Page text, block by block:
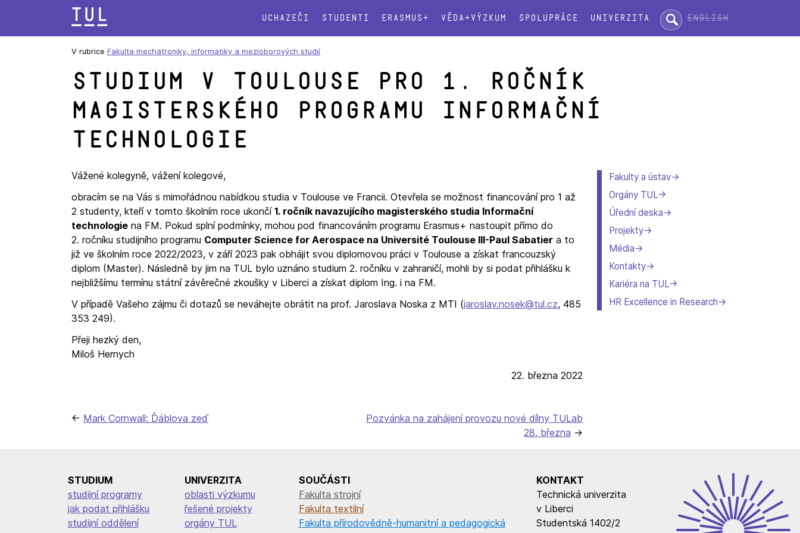
text
Uchazeči Studenti Erasmus+ Věda+výzkum Spolupráce Univerzita Hledat:English
Fakulty a ústav
Orgány TUL
Úřední deska
Projekty
Média
Kontakty
Kariéra na TUL
HR Excellence in Research
V rubrice Fakulta mechatroniky, informatiky a mezioborových studií
Studium v Toulouse pro 1. ročník
magisterského programu Informační
technologie
Vážené kolegyně, vážení kolegové,
obracím se na Vás s mimořádnou nabídkou studia v Toulouse ve Francii. Otevřela se možnost financování pro 1 až
2 studenty, kteří v tomto školním roce ukončí 1. ročník navazujícího magisterského studia Informační
technologie na FM. Pokud splní podmínky, mohou pod financováním programu Erasmus+ nastoupit přímo do
2. ročníku studijního programu Computer Science for Aerospace na Université Toulouse III-Paul Sabatier a to
již ve školním roce 2022/2023, v září 2023 pak obhájit svou diplomovou práci v Toulouse a získat francouzský
diplom (Master). Následně by jim na TUL bylo uznáno studium 2. ročníku v zahraničí, mohli by si podat přihlášku k
nejbližšímu termínu státní závěrečné zkoušky v Liberci a získat diplom Ing. i na FM.
V případě Vašeho zájmu či dotazů se neváhejte obrátit na prof. Jaroslava Noska z MTI (jaroslav.nosek@tul.cz, 485
353 249).
Přeji hezký den,
Miloš Hernych
22. března 2022
Navigace
Mark Cornwall: Ďáblova zeď
Pozvánka na zahájení provozu nové dílny TULab
28. března
STUDIUM
studijní programy
jak podat přihlášku
studijní oddělení
UNIVERZITA
oblasti výzkumu
řešené projekty
orgány TUL
SOUČÁSTI
Fakulta strojní
Fakulta textilní
Fakulta přírodovědně-humanitní a pedagogická
KONTAKT
Technická univerzita
v Liberci
Studentská 1402/2